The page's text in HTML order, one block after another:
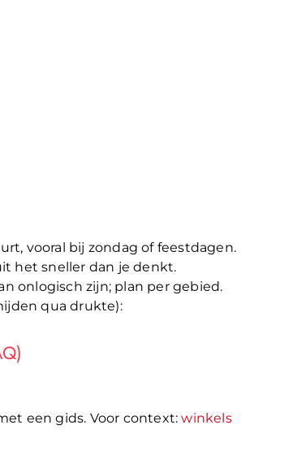
vooral bij zondag of feestdagen.
het sneller dan je denkt.
onlogisch zijn; plan per gebied.
qua drukte):
een gids. Voor context:winkels